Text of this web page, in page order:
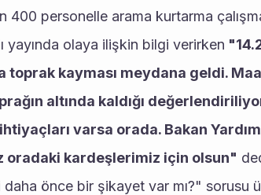
400 personelle arama kurtarma
yayında olaya ilişkin bilgi verirken
kayması meydana geldi.
altında kaldığı
varsa orada. Bakan
oradaki kardeşlerimiz için olsun"
önce bir şikayet var mı?" sorusu